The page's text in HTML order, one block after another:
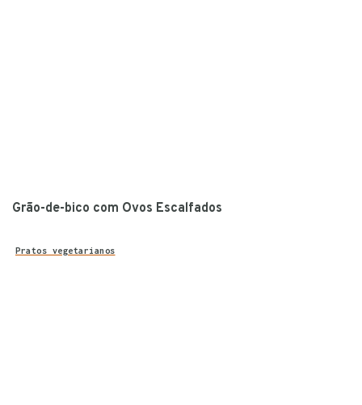
Grão-de-bico com Ovos Escalfados
Pratos vegetarianos